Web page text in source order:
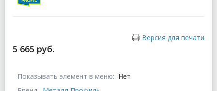
Версия для печати
5 665 руб.
Показывать элемент в меню: Нет